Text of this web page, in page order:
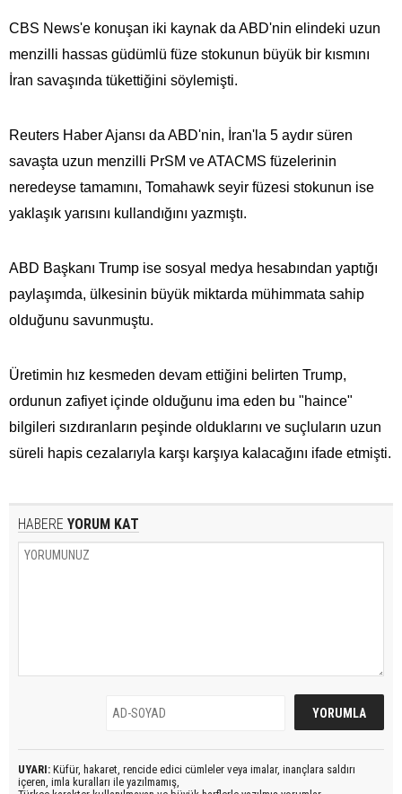
CBS News'e konuşan iki kaynak da ABD'nin elindeki uzun
menzilli hassas güdümlü füze stokunun büyük bir kısmını
İran savaşında tükettiğini söylemişti.
Reuters Haber Ajansı da ABD'nin, İran'la 5 aydır süren
savaşta uzun menzilli PrSM ve ATACMS füzelerinin
neredeyse tamamını, Tomahawk seyir füzesi stokunun ise
yaklaşık yarısını kullandığını yazmıştı.
ABD Başkanı Trump ise sosyal medya hesabından yaptığı
paylaşımda, ülkesinin büyük miktarda mühimmata​​​​​​​ sahip
olduğunu savunmuştu.
Üretimin hız kesmeden devam ettiğini belirten Trump,
ordunun zafiyet içinde olduğunu ima eden bu "haince"
bilgileri sızdıranların peşinde olduklarını ve suçluların uzun
süreli hapis cezalarıyla karşı karşıya kalacağını ifade etmişti.
HABERE YORUM KAT
UYARI: Küfür, hakaret, rencide edici cümleler veya imalar, inançlara saldırı
içeren, imla kuralları ile yazılmamış,